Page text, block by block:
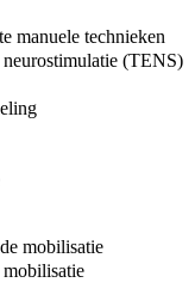
manuele technieken
neurostimulatie (TENS)
mobilisatie